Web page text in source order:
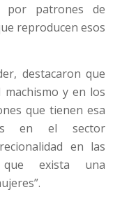
por patrones de
reproducen esos
destacaron que
machismo y en los
que tienen esa
en el sector
en las
que exista una